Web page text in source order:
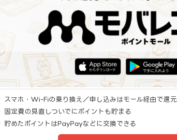
スマホ・Wi-Fiの乗り換え／申し込みはモール経由で還元
固定費の見直しついでにポイントも貯まる
貯めたポイントはPayPayなどに交換できる